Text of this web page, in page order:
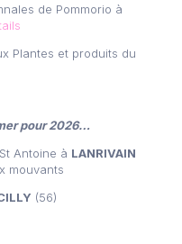
de Pommorio à
Plantes et produits du
pour 2026…
Antoine à LANRIVAIN
mouvants
(56)